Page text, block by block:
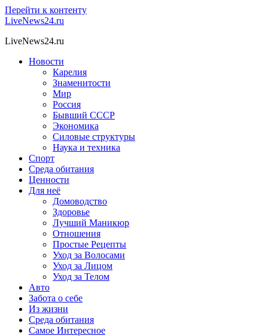
Перейти к контенту
LiveNews24.ru
LiveNews24.ru
Новости
Карелия
Знаменитости
Мир
Россия
Бывший СССР
Экономика
Силовые структуры
Наука и техника
Спорт
Среда обитания
Ценности
Для неё
Домоводство
Здоровье
Лучший Маникюр
Отношения
Простые Рецепты
Уход за Волосами
Уход за Лицом
Уход за Телом
Авто
Забота о себе
Из жизни
Среда обитания
Самое Интересное